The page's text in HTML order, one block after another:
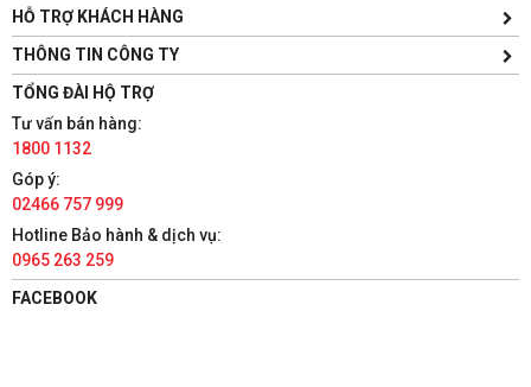
TÀI PHÁT SPORT - HƯNG YÊN
Yên Lịch, Xã Dân Tiến, Huyện Khoái Châu, Hưng Yên(Gần
Trường ĐH Sư Phạm Kỹ Thuật Hưng Yên cách 300m)
1800 1132
Có chỗ đậu xe ô tô
TÀI PHÁT SPORT - HÀ NAM
86 Châu Cầu, Phường Minh Khai, Thành phố Phủ Lý, Hà Nam
1800 1132
TỔNG ĐÀI HỘ TRỢ
Tư vấn bán hàng:
1800 1132
Góp ý:
02466 757 999
Hotline Bảo hành & dịch vụ:
0965 263 259
HỖ TRỢ KHÁCH HÀNG
THÔNG TIN CÔNG TY
FACEBOOK